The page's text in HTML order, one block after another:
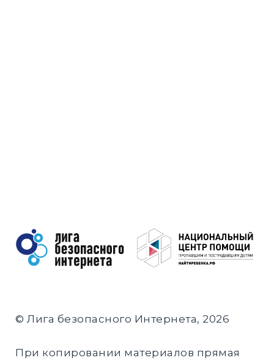
© Лига безопасного Интернета, 2026
При копировании материалов прямая